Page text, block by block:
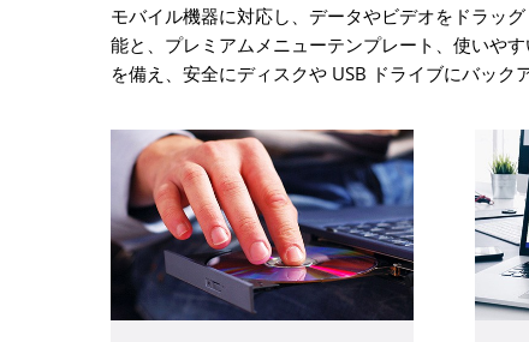
モバイル機器に対応し、データやビデオをドラッ
能と、プレミアムメニューテンプレート、使いや
を備え、安全にディスクや USB ドライブにバック